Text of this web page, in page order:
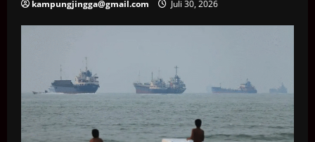
kampungjingga@gmail.com Juli 30, 2026